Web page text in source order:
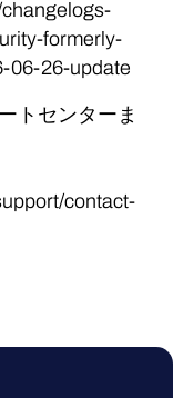
formerly-
06-26-update
トセンターま
contact-